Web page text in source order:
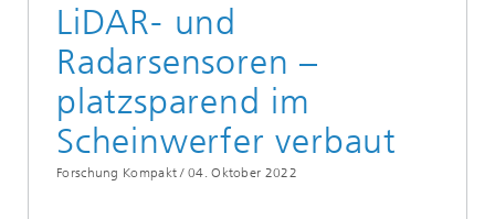
LiDAR- und
Radarsensoren –
platzsparend im
Scheinwerfer verbaut
Forschung Kompakt / 04. Oktober 2022